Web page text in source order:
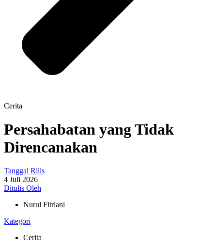
Cerita
Persahabatan yang Tidak
Direncanakan
Tanggal Rilis
4 Juli 2026
Ditulis Oleh
Nurul Fitriani
Kategori
Cerita